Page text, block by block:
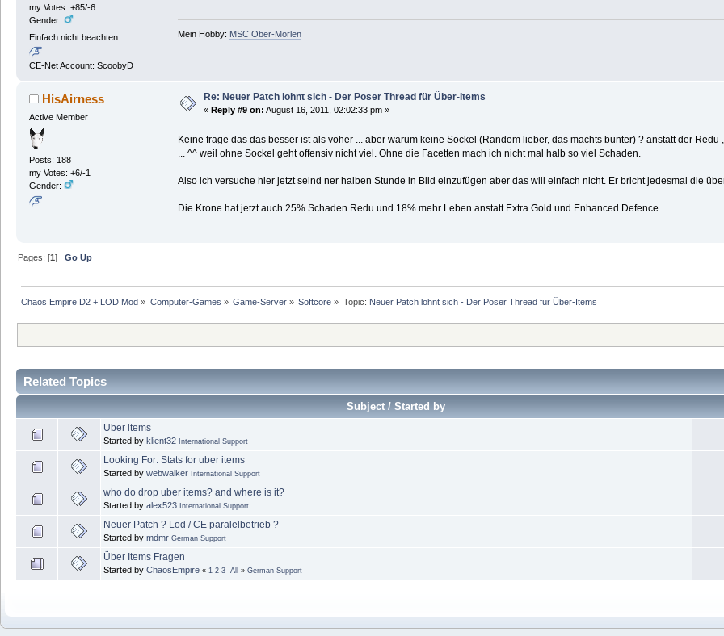
my Votes: +85/-6
Gender:
Einfach nicht beachten.
CE-Net Account: ScoobyD
Mein Hobby: MSC Ober-Mörlen
HisAirness
Active Member
Posts: 188
my Votes: +6/-1
Gender:
Re: Neuer Patch lohnt sich - Der Poser Thread für Über-Items
« Reply #9 on: August 16, 2011, 02:02:33 pm »
Keine frage das das besser ist als voher ... aber warum keine Sockel (Random lieber, das machts bunter) ? anstatt der
... ^^ weil ohne Sockel geht offensiv nicht viel. Ohne die Facetten mach ich nicht mal halb so viel Schaden.
Also ich versuche hier jetzt seind ner halben Stunde in Bild einzufügen aber das will einfach nicht. Er bricht jedesmal die
Die Krone hat jetzt auch 25% Schaden Redu und 18% mehr Leben anstatt Extra Gold und Enhanced Defence.
Pages: [1]Go Up
Chaos Empire D2 + LOD Mod » Computer-Games » Game-Server» Softcore » Topic: Neuer Patch lohnt sich - Der Poser Thread für Über-Items
Related Topics
Subject / Started by
Uber items
Started by klient32 International Support
Looking For: Stats for uber items
Started by webwalker International Support
who do drop uber items? and where is it?
Started by alex523 International Support
Neuer Patch ? Lod / CE paralelbetrieb ?
Started by mdmr German Support
Über Items Fragen
Started by ChaosEmpire « 1 2 3 All » German Support